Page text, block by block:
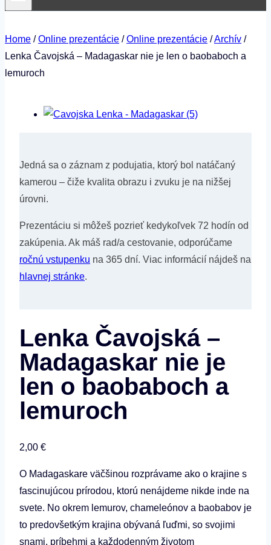
Home / Online prezentácie / Online prezentácie /Archív /
Lenka Čavojská – Madagaskar nie je len o baobaboch a
lemuroch
Jedná sa o záznam z podujatia, ktorý bol natáčaný
kamerou – čiže kvalita obrazu i zvuku je na nižšej
úrovni.
Prezentáciu si môžeš pozrieť kedykoľvek 72 hodín od
zakúpenia. Ak máš rad/a cestovanie, odporúčame
ročnú vstupenku na 365 dní. Viac informácií nájdeš na
hlavnej stránke.
Lenka Čavojská –
Madagaskar nie je
len o baobaboch a
lemuroch
2,00 €
O Madagaskare väčšinou rozprávame ako o krajine s
fascinujúcou prírodou, ktorú nenájdeme nikde inde na
svete. No okrem lemurov, chameleónov a baobabov je
to predovšetkým krajina obývaná ľuďmi, so svojimi
snami, príbehmi a každodenným životom